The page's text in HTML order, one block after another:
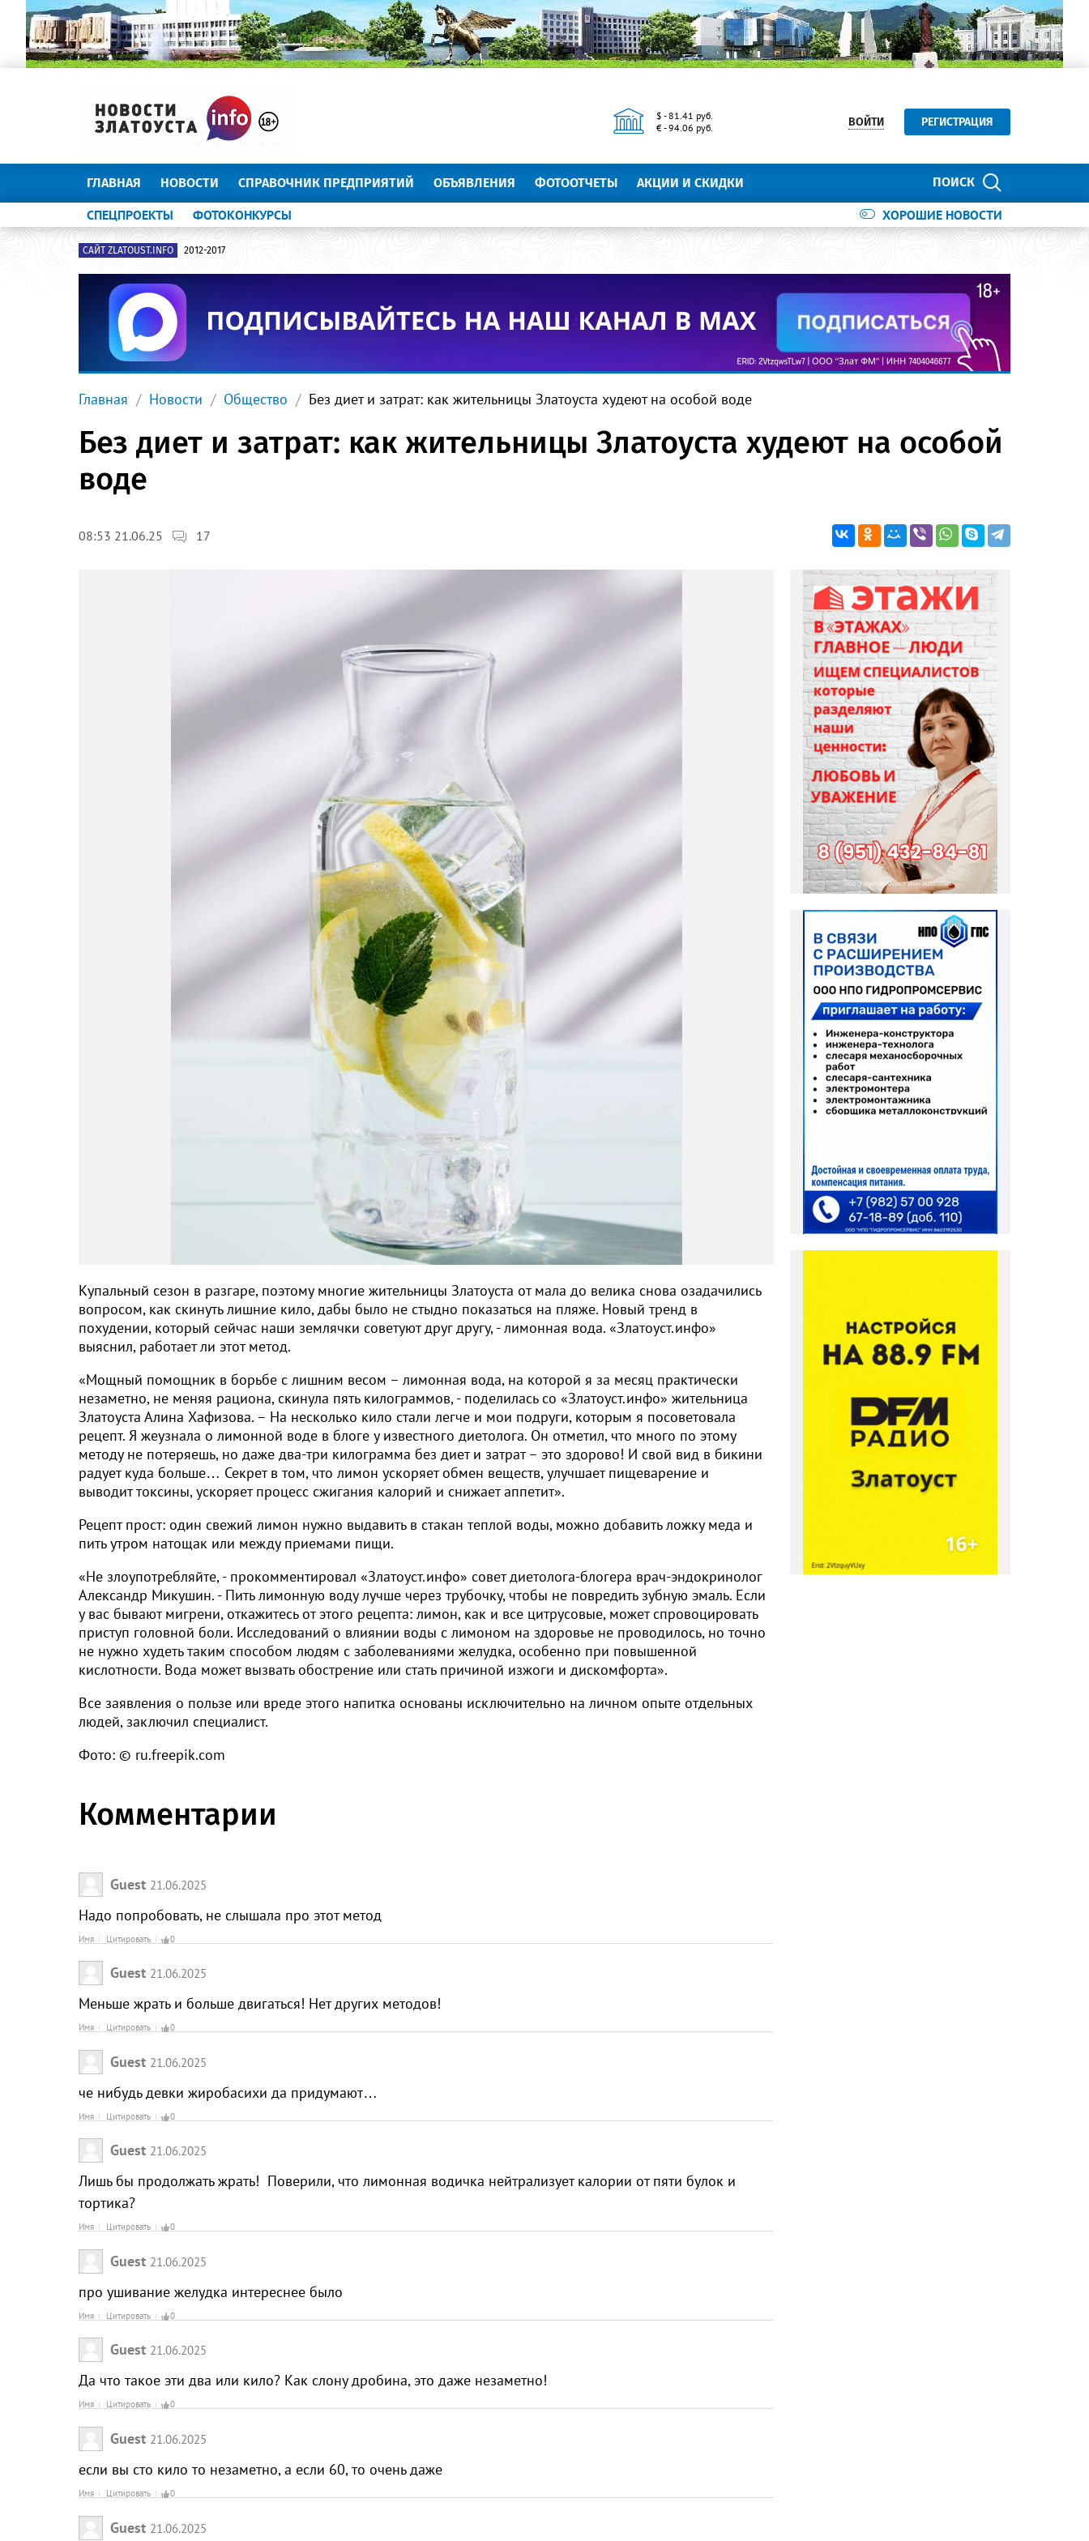
$ - 81.41 руб.
€ - 94.06 руб.
ВОЙТИ РЕГИСТРАЦИЯ
ПОИСК
ГЛАВНАЯ НОВОСТИ СПРАВОЧНИК ПРЕДПРИЯТИЙ ОБЪЯВЛЕНИЯ ФОТООТЧЕТЫ АКЦИИ И СКИДКИ
ХОРОШИЕ НОВОСТИ
СПЕЦПРОЕКТЫ ФОТОКОНКУРСЫ
САЙТ ZLATOUST.INFO 2012-2017
Главная Новости Общество Без диет и затрат: как жительницы Златоуста худеют на особой воде
Без диет и затрат: как жительницы Златоуста худеют на особой
воде
08:53 21.06.25 17
Купальный сезон в разгаре, поэтому многие жительницы Златоуста от мала до велика снова озадачились
вопросом, как скинуть лишние кило, дабы было не стыдно показаться на пляже. Новый тренд в
похудении, который сейчас наши землячки советуют друг другу, - лимонная вода. «Златоуст.инфо»
выяснил, работает ли этот метод.
«Мощный помощник в борьбе с лишним весом – лимонная вода, на которой я за месяц практически
незаметно, не меняя рациона, скинула пять килограммов, - поделилась со «Златоуст.инфо» жительница
Златоуста Алина Хафизова. – На несколько кило стали легче и мои подруги, которым я посоветовала
рецепт. Я жеузнала о лимонной воде в блоге у известного диетолога. Он отметил, что много по этому
методу не потеряешь, но даже два-три килограмма без диет и затрат – это здорово! И свой вид в бикини
радует куда больше… Секрет в том, что лимон ускоряет обмен веществ, улучшает пищеварение и
выводит токсины, ускоряет процесс сжигания калорий и снижает аппетит». ​
Рецепт прост: один свежий лимон нужно выдавить в стакан теплой воды, можно добавить ложку меда и
пить утром натощак или между приемами пищи.
«Не злоупотребляйте, - прокомментировал «Златоуст.инфо» совет диетолога-блогера врач-эндокринолог
Александр Микушин. - Пить лимонную воду лучше через трубочку, чтобы не повредить зубную эмаль. Если
у вас бывают мигрени, откажитесь от этого рецепта: лимон, как и все цитрусовые, может спровоцировать
приступ головной боли. Исследований о влиянии воды с лимоном на здоровье не проводилось, но точно
не нужно худеть таким способом людям с заболеваниями желудка, особенно при повышенной
кислотности. Вода может вызвать обострение или стать причиной изжоги и дискомфорта».
Все заявления о пользе или вреде этого напитка основаны исключительно на личном опыте отдельных
людей, заключил специалист.
Фото: © ru.freepik.com
Комментарии
Guest 21.06.2025
Надо попробовать, не слышала про этот метод
Имя Цитировать 0
Guest 21.06.2025
Меньше жрать и больше двигаться! Нет других методов!
Имя Цитировать 0
Guest 21.06.2025
че нибудь девки жиробасихи да придумают…
Имя Цитировать 0
Guest 21.06.2025
Лишь бы продолжать жрать! Поверили, что лимонная водичка нейтрализует калории от пяти булок и
тортика?
Имя Цитировать 0
Guest 21.06.2025
про ушивание желудка интереснее было
Имя Цитировать 0
Guest 21.06.2025
Да что такое эти два или кило? Как слону дробина, это даже незаметно!
Имя Цитировать 0
Guest 21.06.2025
если вы сто кило то незаметно, а если 60, то очень даже
Имя Цитировать 0
Guest 21.06.2025